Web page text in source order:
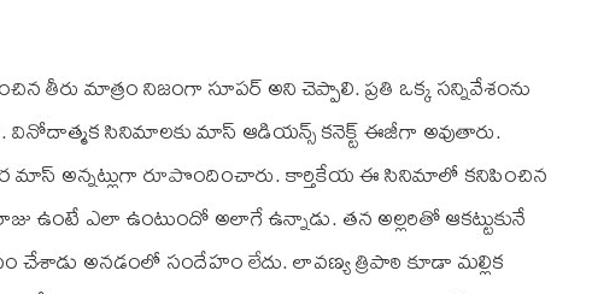
తీరు మాత్రం నిజంగా సూపర్‌ అని చెప్పాలి. ప్రతి ఒక్క సన్నివేశంను
సినిమాలకు మాస్ ఆడియన్స్‌ కనెక్ట్ ఈజీగా అవుతారు.
మాస్ అన్నట్లుగా రూపొందించారు. కార్తికేయ ఈ సినిమాలో కనిపించిన
ఎలా ఉంటుందో అలాగే ఉన్నాడు. తన అల్లరితో ఆకట్టుకునే
చేశాడు అనడంలో సందేహం లేదు. లావణ్య త్రిపాఠి కూడా మల్లిక